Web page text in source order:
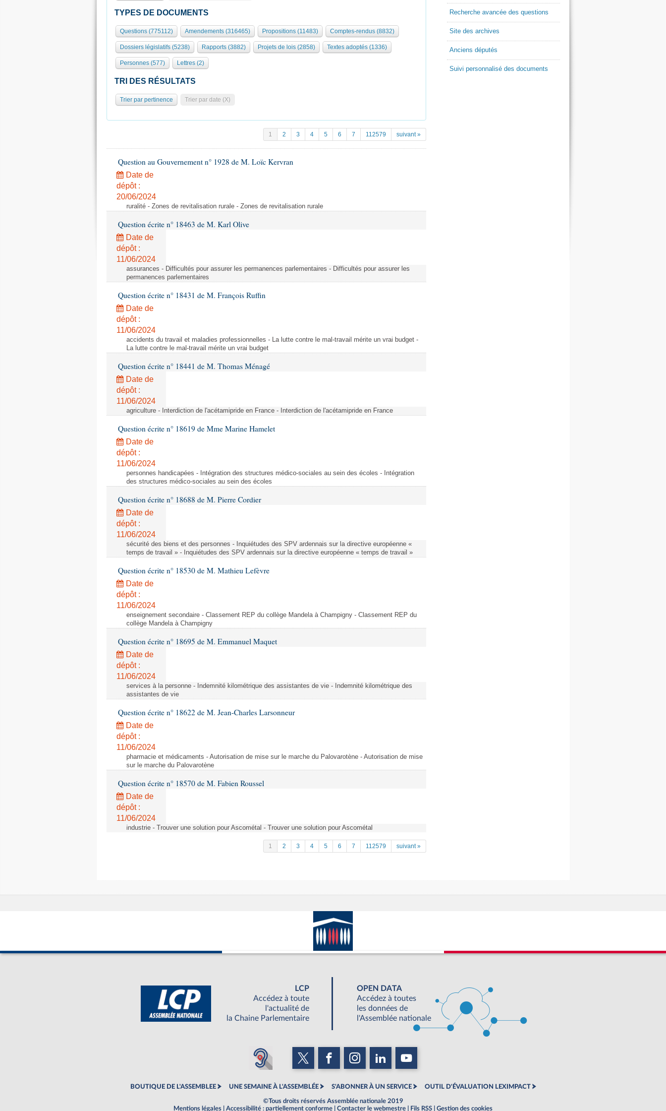
TYPES DE DOCUMENTS
Questions (775112) Amendements (316465) Propositions (11483) Comptes-rendus (8832)
Dossiers législatifs (5238) Rapports (3882) Projets de lois (2858) Textes adoptés (1336)
Personnes (577) Lettres (2)
TRI DES RÉSULTATS
Trier par pertinence Trier par date (X)
1 2 3 4 5 6 7 112579 suivant »
Question au Gouvernement n° 1928 de M. Loïc Kervran
Date de
dépôt :
20/06/2024
ruralité - Zones de revitalisation rurale - Zones de revitalisation rurale
Question écrite n° 18463 de M. Karl Olive
Date de
dépôt :
11/06/2024
assurances - Difficultés pour assurer les permanences parlementaires - Difficultés pour assurer les
permanences parlementaires
Question écrite n° 18431 de M. François Ruffin
Date de
dépôt :
11/06/2024
accidents du travail et maladies professionnelles - La lutte contre le mal-travail mérite un vrai budget -
La lutte contre le mal-travail mérite un vrai budget
Question écrite n° 18441 de M. Thomas Ménagé
Date de
dépôt :
11/06/2024
agriculture - Interdiction de l'acétamipride en France - Interdiction de l'acétamipride en France
Question écrite n° 18619 de Mme Marine Hamelet
Date de
dépôt :
11/06/2024
personnes handicapées - Intégration des structures médico-sociales au sein des écoles - Intégration
des structures médico-sociales au sein des écoles
Question écrite n° 18688 de M. Pierre Cordier
Date de
dépôt :
11/06/2024
sécurité des biens et des personnes - Inquiétudes des SPV ardennais sur la directive européenne «
temps de travail » - Inquiétudes des SPV ardennais sur la directive européenne « temps de travail »
Question écrite n° 18530 de M. Mathieu Lefèvre
Date de
dépôt :
11/06/2024
enseignement secondaire - Classement REP du collège Mandela à Champigny - Classement REP du
collège Mandela à Champigny
Question écrite n° 18695 de M. Emmanuel Maquet
Date de
dépôt :
11/06/2024
services à la personne - Indemnité kilométrique des assistantes de vie - Indemnité kilométrique des
assistantes de vie
Question écrite n° 18622 de M. Jean-Charles Larsonneur
Date de
dépôt :
11/06/2024
pharmacie et médicaments - Autorisation de mise sur le marche du Palovarotène - Autorisation de mise
sur le marche du Palovarotène
Question écrite n° 18570 de M. Fabien Roussel
Date de
dépôt :
11/06/2024
industrie - Trouver une solution pour Ascométal - Trouver une solution pour Ascométal
1 2 3 4 5 6 7 112579 suivant »
Recherche avancée des questions
Site des archives
Anciens députés
Suivi personnalisé des documents
LCP
Accédez à toute
l'actualité de
la Chaine Parlementaire
OPEN DATA
Accédez à toutes
les données de
l'Assemblée nationale
BOUTIQUE DE L'ASSEMBLEE UNE SEMAINE À L'ASSEMBLÉE S'ABONNER À UN SERVICE OUTIL D'ÉVALUATION LEXIMPACT
©Tous droits réservés Assemblée nationale 2019
Mentions légales
Accessibilité : partiellement conforme Contacter le webmestre Fils RSS Gestion des cookies